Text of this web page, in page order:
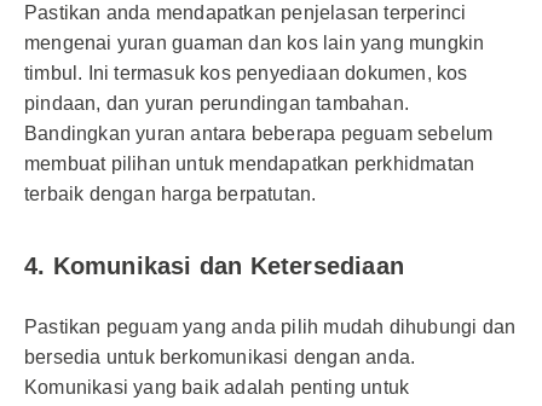
Pastikan anda mendapatkan penjelasan terperinci
mengenai yuran guaman dan kos lain yang mungkin
timbul. Ini termasuk kos penyediaan dokumen, kos
pindaan, dan yuran perundingan tambahan.
Bandingkan yuran antara beberapa peguam sebelum
membuat pilihan untuk mendapatkan perkhidmatan
terbaik dengan harga berpatutan.
4. Komunikasi dan Ketersediaan
Pastikan peguam yang anda pilih mudah dihubungi dan
bersedia untuk berkomunikasi dengan anda.
Komunikasi yang baik adalah penting untuk